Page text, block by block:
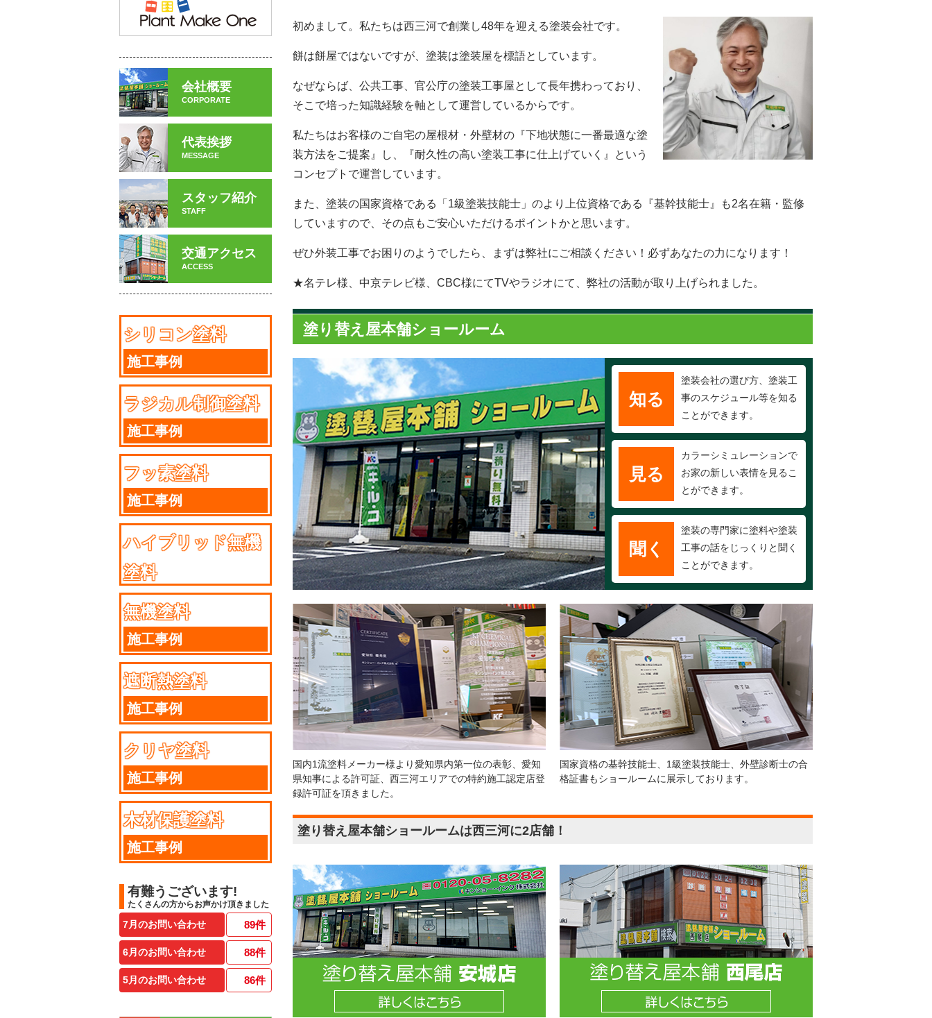
初めまして。私たちは西三河で創業し48年を迎える塗装会社です。
餅は餅屋ではないですが、塗装は塗装屋を標語としています。
なぜならば、公共工事、官公庁の塗装工事屋として長年携わっており、
そこで培った知識経験を軸として運営しているからです。
私たちはお客様のご自宅の屋根材・外壁材の『下地状態に一番最適な塗
装方法をご提案』し、『耐久性の高い塗装工事に仕上げていく』という
コンセプトで運営しています。
また、塗装の国家資格である「1級塗装技能士」のより上位資格である『基幹技能士』も2名在籍・監修
していますので、その点もご安心いただけるポイントかと思います。
ぜひ外装工事でお困りのようでしたら、まずは弊社にご相談ください！必ずあなたの力になります！
★名テレ様、中京テレビ様、CBC様にてTVやラジオにて、弊社の活動が取り上げられました。
塗り替え屋本舗ショールーム
知る
塗装会社の選び方、塗装工
事のスケジュール等を知る
ことができます。
見る
カラーシミュレーションで
お家の新しい表情を見るこ
とができます。
聞く
塗装の専門家に塗料や塗装
工事の話をじっくりと聞く
ことができます。
国内1流塗料メーカー様より愛知県内第一位の表彰、愛知
県知事による許可証、西三河エリアでの特約施工認定店登
録許可証を頂きました。
国家資格の基幹技能士、1級塗装技能士、外壁診断士の合
格証書もショールームに展示しております。
塗り替え屋本舗ショールームは西三河に2店舗！
会社概要
CORPORATE
代表挨拶
MESSAGE
スタッフ紹介
STAFF
交通アクセス
ACCESS
シリコン塗料
施工事例
ラジカル制御塗料
施工事例
フッ素塗料
施工事例
ハイブリッド無機
塗料
施工事例
無機塗料
施工事例
遮断熱塗料
施工事例
クリヤ塗料
施工事例
木材保護塗料
施工事例
有難うございます!
たくさんの方からお声かけ頂きました
7月のお問い合わせ 89件
6月のお問い合わせ 88件
5月のお問い合わせ 86件